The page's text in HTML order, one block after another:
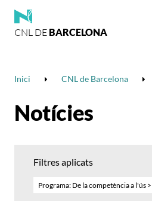
CNL DE BARCELONA
Inici CNL de Barcelona
Notícies
Filtres aplicats
Programa: De la competència a l'ús